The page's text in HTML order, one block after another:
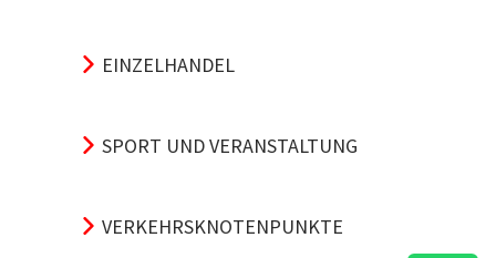
EINZELHANDEL
SPORT UND VERANSTALTUNG
VERKEHRSKNOTENPUNKTE